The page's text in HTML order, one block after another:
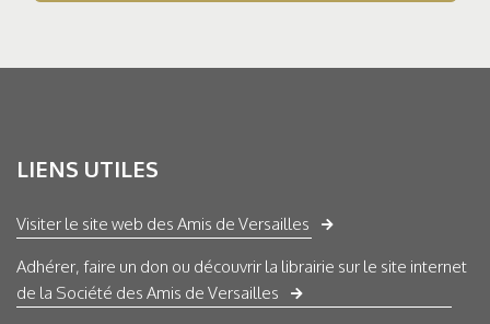
LIENS UTILES
Visiter le site web des Amis de Versailles
Adhérer, faire un don ou découvrir la librairie sur le site internet
de la Société des Amis de Versailles